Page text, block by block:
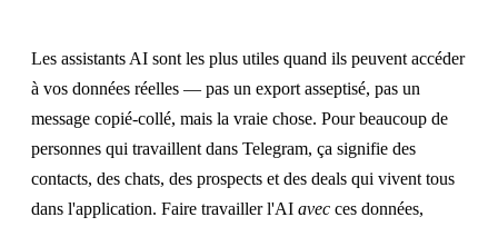
Les assistants AI sont les plus utiles quand ils peuvent accéder
à vos données réelles — pas un export asseptisé, pas un
message copié-collé, mais la vraie chose. Pour beaucoup de
personnes qui travaillent dans Telegram, ça signifie des
contacts, des chats, des prospects et des deals qui vivent tous
dans l'application. Faire travailler l'AI avec ces données,